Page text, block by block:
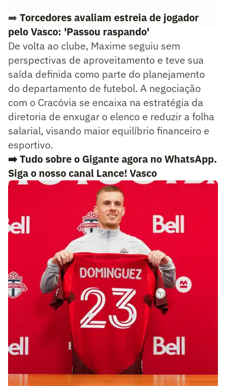
➡️ Torcedores avaliam estreia de jogador
pelo Vasco: 'Passou raspando'
De volta ao clube, Maxime seguiu sem
perspectivas de aproveitamento e teve sua
saída definida como parte do planejamento
do departamento de futebol. A negociação
com o Cracóvia se encaixa na estratégia da
diretoria de enxugar o elenco e reduzir a folha
salarial, visando maior equilíbrio financeiro e
esportivo.
➡️ Tudo sobre o Gigante agora no WhatsApp.
Siga o nosso canal Lance! Vasco